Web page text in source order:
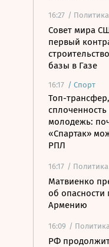
16:27 / Политика
Совет мира
первый
базы в Газе
16:17 / Спорт
Топ-трансфер,
сплоченность
молодежь:
«Спартак»
РПЛ
16:17 / Политика
Матвиенко
об опасности
Армению
16:09 /
РФ